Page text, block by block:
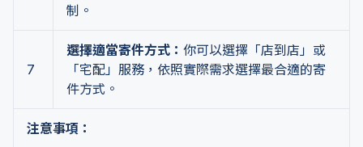
制。
7
選擇適當寄件方式： 你可以選擇「店到店」或
「宅配」服務，依照實際需求選擇最合適的寄
件方式。
注意事項：